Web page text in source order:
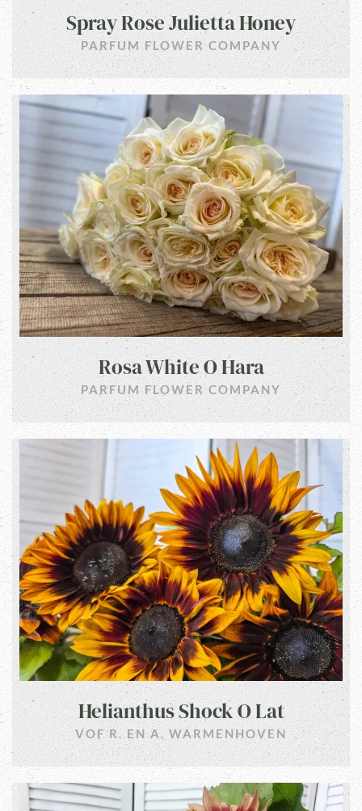
Spray Rose Julietta Honey
PARFUM FLOWER COMPANY
Rosa White O Hara
PARFUM FLOWER COMPANY
Helianthus Shock O Lat
VOF R. EN A. WARMENHOVEN